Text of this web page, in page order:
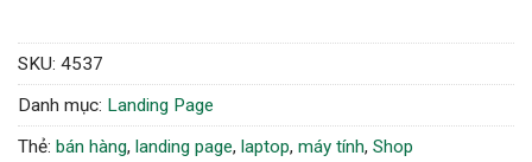
SKU: 4537
Danh mục: Landing Page
Thẻ: bán hàng, landing page, laptop, máy tính, Shop